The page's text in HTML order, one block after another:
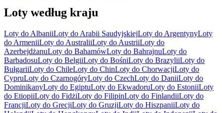
Loty według kraju
Loty do AlbaniiLoty do Arabii SaudyjskiejLoty do ArgentynyLoty
do ArmeniiLoty do AustraliiLoty do AustriiLoty do
AzerbejdżanuLoty do BahamówLoty do BahrajnuLoty do
BarbadosuLoty do BelgiiLoty do BośniLoty do BrazyliiLoty do
BułgariiLoty do ChileLoty do ChinLoty do ChorwacjiLoty do
CypruLoty do CzarnogóryLoty do CzechLoty do DaniiLoty do
DominikanyLoty do EgiptuLoty do EkwadoruLoty do EstoniiLoty
do EtiopiiLoty do FidżiLoty do FilipinLoty do FinlandiiLoty do
FrancjiLoty do GrecjiLoty do GruzjiLoty do HiszpaniiLoty do